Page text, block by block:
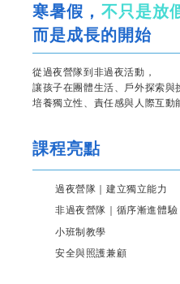
寒暑假， 不只是放
而是成長的開始
從過夜營隊到非過夜活動，
讓孩子在團體生活、戶外探索與
培養獨立性、責任感與人際互動
課程亮點
過夜營隊｜建立獨立能力
非過夜營隊｜循序漸進體驗
小班制教學
安全與照護兼顧